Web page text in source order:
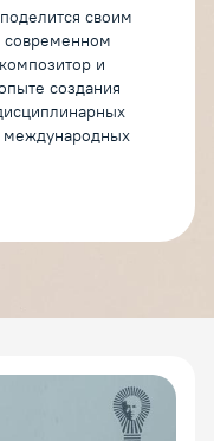
своим
современном
и
создания
международных